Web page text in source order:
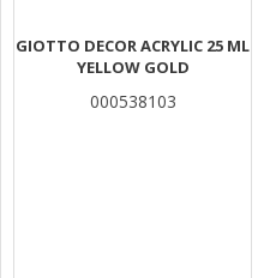
GIOTTO DECOR ACRYLIC 25 ML
YELLOW GOLD
000538103